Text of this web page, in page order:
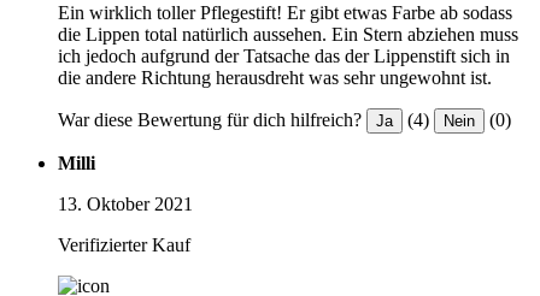
Ein wirklich toller Pflegestift! Er gibt etwas Farbe ab sodass
die Lippen total natürlich aussehen. Ein Stern abziehen muss
ich jedoch aufgrund der Tatsache das der Lippenstift sich in
die andere Richtung herausdreht was sehr ungewohnt ist.
War diese Bewertung für dich hilfreich? Ja (4) Nein (0)
Milli
13. Oktober 2021
Verifizierter Kauf